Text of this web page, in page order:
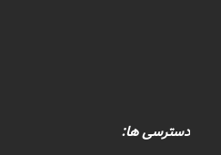
دسترسی ها: